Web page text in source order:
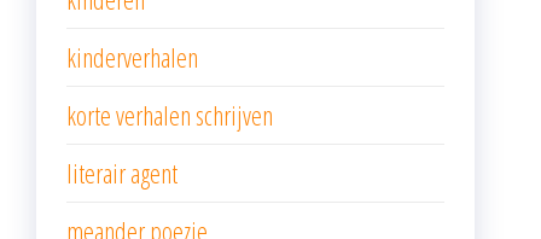
kinderverhalen
korte verhalen schrijven
literair agent
meander poezie